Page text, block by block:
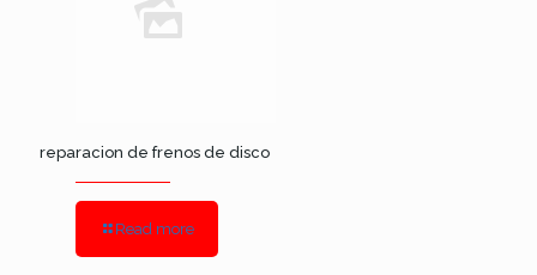
reparacion de frenos de disco
Read more